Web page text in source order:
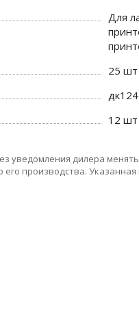
Для
25 шт
12 шт
уведомления дилера
производства.